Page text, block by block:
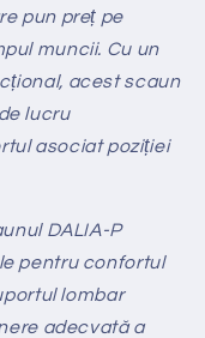
pun preț pe
muncii. Cu un
acest scaun
lucru
asociat poziției
DALIA-P
pentru confortul
lombar
adecvată a